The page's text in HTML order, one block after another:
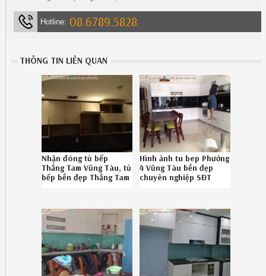
Hotline: 08.6789.5828
THÔNG TIN LIÊN QUAN
Nhận đóng tủ bếp
Thắng Tam Vũng Tàu, tủ
bếp bền đẹp Thắng Tam
Hình ảnh tu bep Phường
4 Vũng Tàu bền đẹp
chuyên nghiệp SĐT